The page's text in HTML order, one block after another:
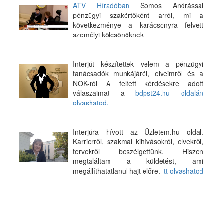
ATV Híradóban Somos Andrással
pénzügyi szakértőként arról, mi a
következménye a karácsonyra felvett
személyi kölcsönöknek
Interjút készítettek velem a pénzügyi
tanácsadók munkájáról, elveimről és a
NOK-ról A feltett kérdésekre adott
válaszaimat abdpst24.hu oldalán
olvashatod.
Interjúra hívott az Üzletem.hu oldal.
Karrierről, szakmai kihívásokról, elvekről,
tervekről beszélgettünk. Hiszen
megtaláltam a küldetést, ami
megállíthatatlanul hajt előre. Itt olvashatod